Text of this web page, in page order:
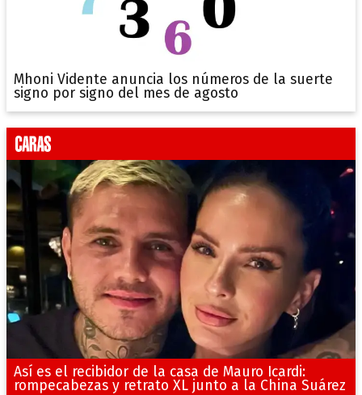
Mhoni Vidente anuncia los números de la suerte
signo por signo del mes de agosto
Así es el recibidor de la casa de Mauro Icardi:
rompecabezas y retrato XL junto a la China Suárez